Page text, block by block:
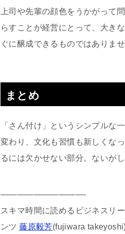
上司や先輩の顔色をうかがって
らすことが経営にとって、大き
ぐに醸成できるものではありま
まとめ
「さん付け」というシンプルな
変わり、文化も習慣も新しくな
るには欠かせない部分。ないが
——————————-
スキマ時間に読めるビジネスリ
ンツ藤原毅芳(fujiwara